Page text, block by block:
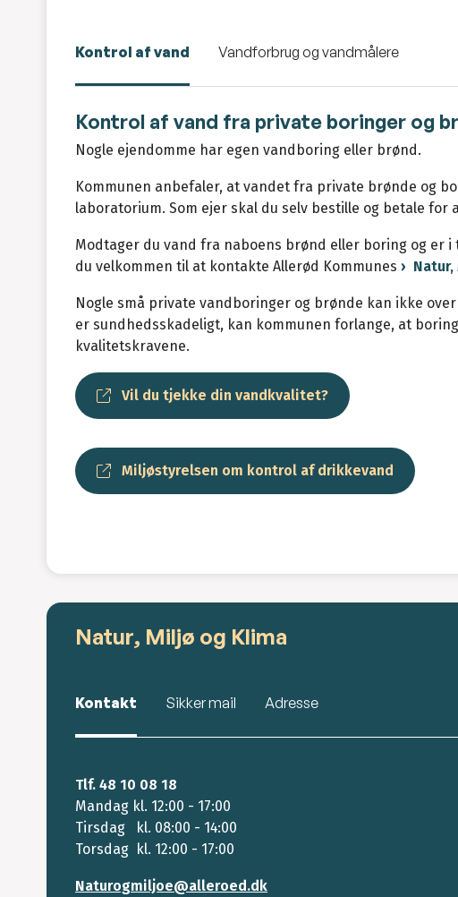
Kontrol af vand Vandforbrug og vandmålere
Kontrol af vand fra private boringer og
Nogle ejendomme har egen vandboring eller brønd.
Kommunen anbefaler, at vandet fra private brønde og
laboratorium. Som ejer skal du selv bestille og betale for
Modtager du vand fra naboens brønd eller boring og
du velkommen til at kontakte Allerød Kommunes
Nogle små private vandboringer og brønde kan ikke
er sundhedsskadeligt, kan kommunen forlange, at
kvalitetskravene.
Vil du tjekke din vandkvalitet?
Miljøstyrelsen om kontrol af drikkevand
Natur, Miljø og Klima
Kontakt Sikker mail Adresse
Tlf. 48 10 08 18
Mandag kl. 12:00 - 17:00
Tirsdag kl. 08:00 - 14:00
Torsdag kl. 12:00 - 17:00
Naturogmiljoe@alleroed.dk